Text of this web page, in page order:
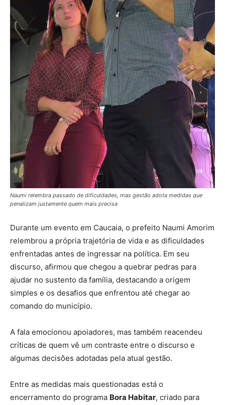
Naumi relembra passado de dificuldades, mas gestão adota medidas que
penalizam justamente quem mais precisa
Durante um evento em Caucaia, o prefeito Naumi Amorim
relembrou a própria trajetória de vida e as dificuldades
enfrentadas antes de ingressar na política. Em seu
discurso, afirmou que chegou a quebrar pedras para
ajudar no sustento da família, destacando a origem
simples e os desafios que enfrentou até chegar ao
comando do município.
A fala emocionou apoiadores, mas também reacendeu
críticas de quem vê um contraste entre o discurso e
algumas decisões adotadas pela atual gestão.
Entre as medidas mais questionadas está o
encerramento do programa Bora Habitar, criado para